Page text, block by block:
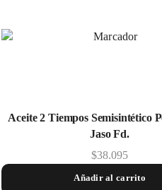
Aceite 2 Tiempos Semisintético
Jaso Fd.
$38.095
Añadir al carrito